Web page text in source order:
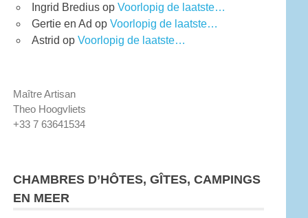
Ingrid Bredius op Voorlopig de laatste…
Gertie en Ad op Voorlopig de laatste…
Astrid op Voorlopig de laatste…
Maître Artisan
Theo Hoogvliets
+33 7 63641534
CHAMBRES D’HÔTES, GÎTES, CAMPINGS
EN MEER